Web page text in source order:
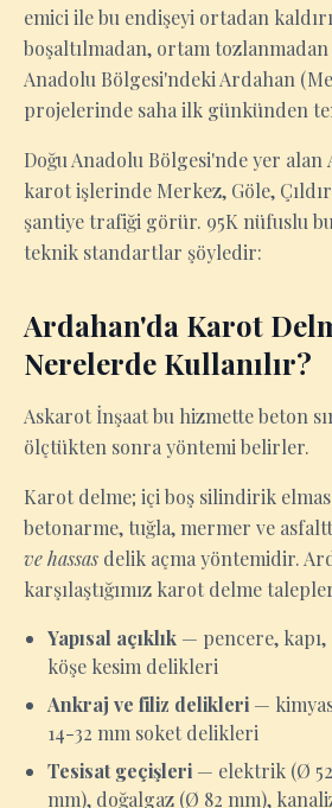
emici ile bu endişeyi ortadan
boşaltılmadan, ortam tozlanmadan
Anadolu Bölgesi'ndeki Ardahan
projelerinde saha ilk günkünden
Doğu Anadolu Bölgesi'nde yer alan
karot işlerinde Merkez, Göle,
şantiye trafiği görür. 95K nüfuslu
teknik standartlar şöyledir:
Ardahan'da Karot
Nerelerde Kullanılır?
Askarot İnşaat bu hizmette beton
ölçtükten sonra yöntemi belirler.
Karot delme; içi boş silindirik
betonarme, tuğla, mermer ve
ve hassas delik açma yöntemidir.
karşılaştığımız karot delme
Yapısal açıklık — pencere, kapı,
köşe kesim delikleri
Ankraj ve filiz delikleri —
14-32 mm soket delikleri
Tesisat geçişleri — elektrik (Ø
mm), doğalgaz (Ø 82 mm),